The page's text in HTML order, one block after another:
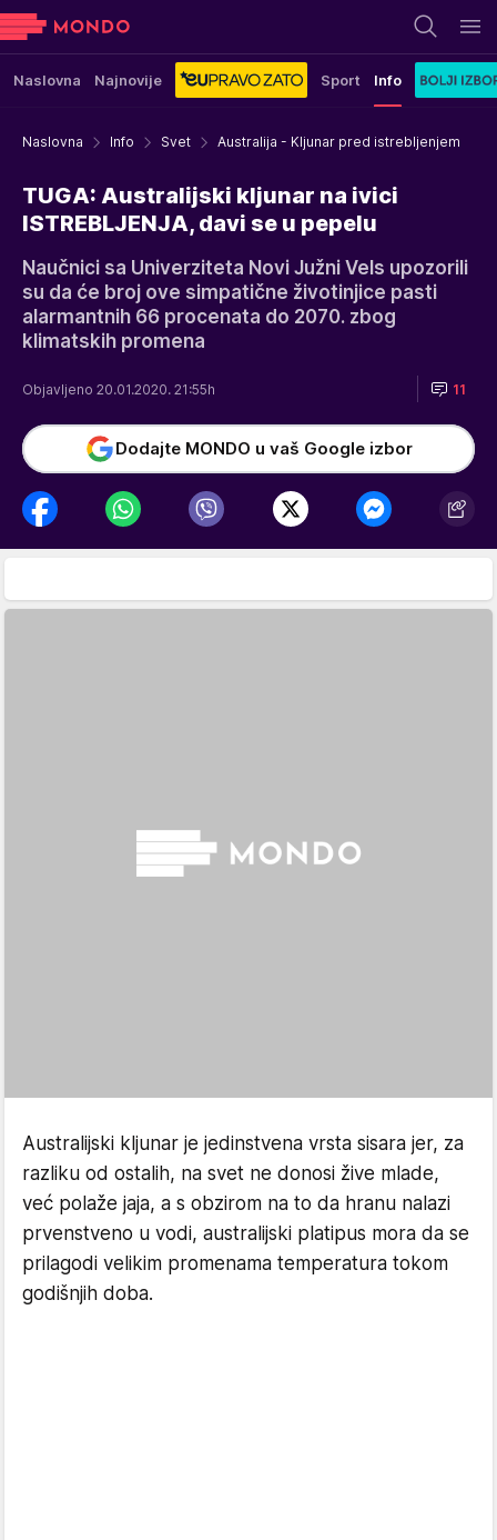
Naslovna Najnovije Sport Info
Naslovna Info Svet Australija - Kljunar pred istrebljenjem
TUGA: Australijski kljunar na ivici
ISTREBLJENJA, davi se u pepelu
Naučnici sa Univerziteta Novi Južni Vels upozorili
su da će broj ove simpatične životinjice pasti
alarmantnih 66 procenata do 2070. zbog
klimatskih promena
Objavljeno 20.01.2020. 21:55h 11
Dodajte MONDO u vaš Google izbor
Australijski kljunar je jedinstvena vrsta sisara jer, za
razliku od ostalih, na svet ne donosi žive mlade,
već polaže jaja, a s obzirom na to da hranu nalazi
prvenstveno u vodi, australijski platipus mora da se
prilagodi velikim promenama temperatura tokom
godišnjih doba.